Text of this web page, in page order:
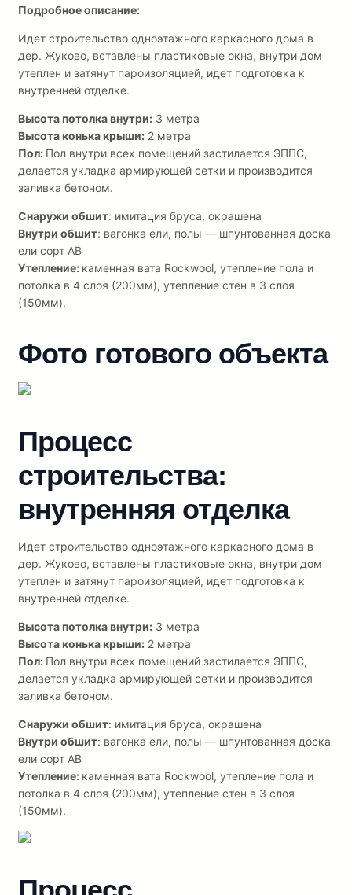
Подробное описание:
Идет строительство одноэтажного каркасного дома в
дер. Жуково, вставлены пластиковые окна, внутри дом
утеплен и затянут пароизоляцией, идет подготовка к
внутренней отделке.
Высота потолка внутри: 3 метра
Высота конька крыши: 2 метра
Пол: Пол внутри всех помещений застилается ЭППС,
делается укладка армирующей сетки и производится
заливка бетоном.
Снаружи обшит: имитация бруса, окрашена
Внутри обшит: вагонка ели, полы — шпунтованная доска
ели сорт АВ
Утепление: каменная вата Rockwool, утепление пола и
потолка в 4 слоя (200мм), утепление стен в 3 слоя
(150мм).
Фото готового объекта
Процесс
строительства:
внутренняя отделка
Идет строительство одноэтажного каркасного дома в
дер. Жуково, вставлены пластиковые окна, внутри дом
утеплен и затянут пароизоляцией, идет подготовка к
внутренней отделке.
Высота потолка внутри: 3 метра
Высота конька крыши: 2 метра
Пол: Пол внутри всех помещений застилается ЭППС,
делается укладка армирующей сетки и производится
заливка бетоном.
Снаружи обшит: имитация бруса, окрашена
Внутри обшит: вагонка ели, полы — шпунтованная доска
ели сорт АВ
Утепление: каменная вата Rockwool, утепление пола и
потолка в 4 слоя (200мм), утепление стен в 3 слоя
(150мм).